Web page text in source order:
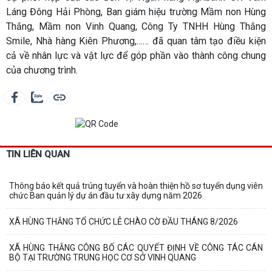
Láng Đông Hải Phòng, Ban giám hiệu trường Mầm non Hùng
Thắng, Mầm non Vinh Quang, Công Ty TNHH Hùng Thắng
Smile, Nhà hàng Kiên Phương,…… đã quan tâm tạo điều kiện
cả về nhân lực và vật lực để góp phần vào thành công chung
của chương trình.
TIN LIÊN QUAN
Thông báo kết quả trúng tuyển và hoàn thiện hồ sơ tuyển dụng viên
chức Ban quản lý dự án đầu tư xây dựng năm 2026
XÃ HÙNG THẮNG TỔ CHỨC LỄ CHÀO CỜ ĐẦU THÁNG 8/2026
XÃ HÙNG THẮNG CÔNG BỐ CÁC QUYẾT ĐỊNH VỀ CÔNG TÁC CÁN
BỘ TẠI TRƯỜNG TRUNG HỌC CƠ SỞ VINH QUANG